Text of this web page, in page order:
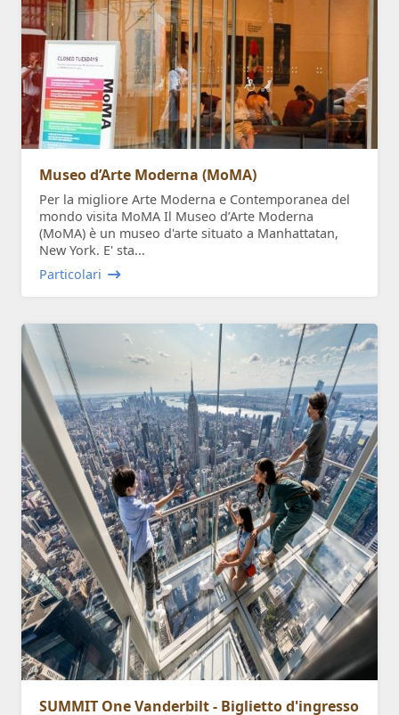
Museo d’Arte Moderna (MoMA)
Per la migliore Arte Moderna e Contemporanea del
mondo visita MoMA Il Museo d’Arte Moderna
(MoMA) è un museo d'arte situato a Manhattatan,
New York. E' sta...
Particolari
SUMMIT One Vanderbilt - Biglietto d'ingresso